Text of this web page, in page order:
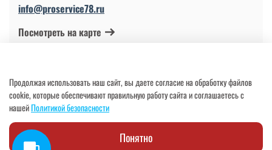
info@proservice78.ru
Посмотреть на карте
ОГРНИП 317784700113997 от 17.04.2017
Продолжая использовать наш сайт, вы даете согласие на обработку файлов
cookie, которые обеспечивают правильную работу сайта и соглашаетесь с
нашейПолитикой безопасности
Понятно